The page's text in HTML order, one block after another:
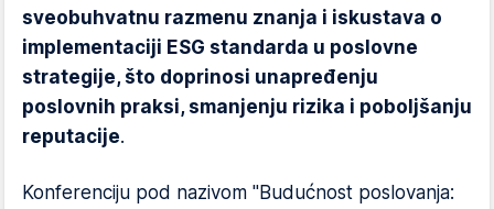
sveobuhvatnu razmenu znanja i iskustava o
implementaciji ESG standarda u poslovne
strategije, što doprinosi unapređenju
poslovnih praksi, smanjenju rizika i poboljšanju
reputacije.
Konferenciju pod nazivom "Budućnost poslovanja: